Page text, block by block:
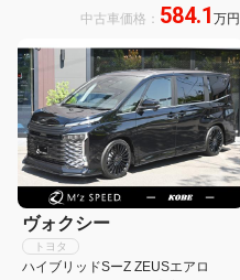
ディスプレイオーディオPlus・
CD/DVD・快適P・BSM・TTM・ド
ライビングサポートP・3眼LED
中古車価格： 584.1 万円
ヴォクシー
トヨタ
ハイブリッドSーZ ZEUSエアロ